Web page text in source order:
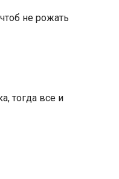
не рожать
тогда все и